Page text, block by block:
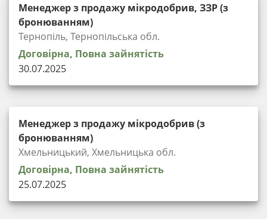
Менеджер з продажу мікродобрив, ЗЗР (з
бронюванням)
Тернопіль, Тернопільська обл.
Договірна, Повна зайнятість
30.07.2025
Менеджер з продажу мікродобрив (з
бронюванням)
Хмельницький, Хмельницька обл.
Договірна, Повна зайнятість
25.07.2025